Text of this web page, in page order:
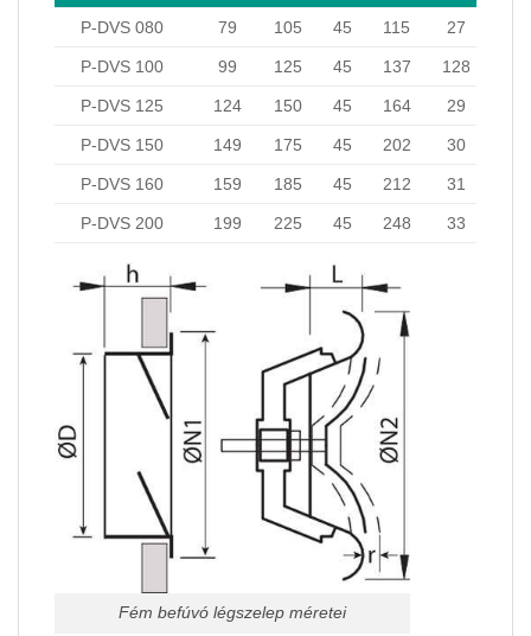
P-DVS 080 79 105 45 115 27
P-DVS 100 99 125 45 137 128
P-DVS 125 124 150 45 164 29
P-DVS 150 149 175 45 202 30
P-DVS 160 159 185 45 212 31
P-DVS 200 199 225 45 248 33
Fém befúvó légszelep méretei